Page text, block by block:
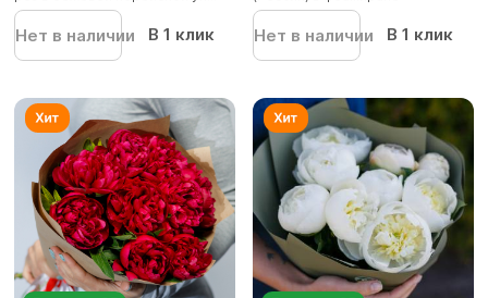
Нет в наличии В 1 клик Нет в наличии В 1 клик